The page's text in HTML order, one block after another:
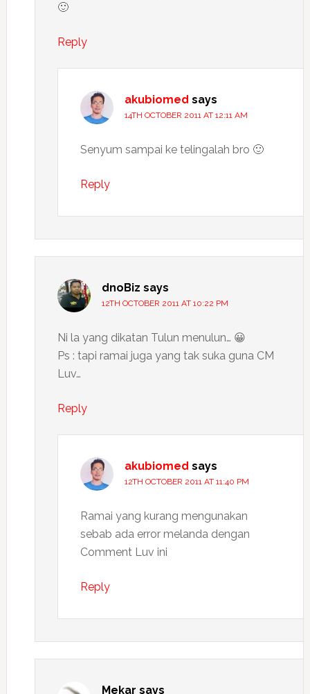
🙂
Reply
akubiomed says
14TH OCTOBER 2011 AT 12:11 AM
Senyum sampai ke telingalah bro 🙂
Reply
dnoBiz says
12TH OCTOBER 2011 AT 10:22 PM
Ni la yang dikatan Tulun menulun… 😀
Ps : tapi ramai juga yang tak suka guna CM
Luv…
Reply
akubiomed says
12TH OCTOBER 2011 AT 11:40 PM
Ramai yang kurang mengunakan
sebab ada error melanda dengan
Comment Luv ini
Reply
Mekar says